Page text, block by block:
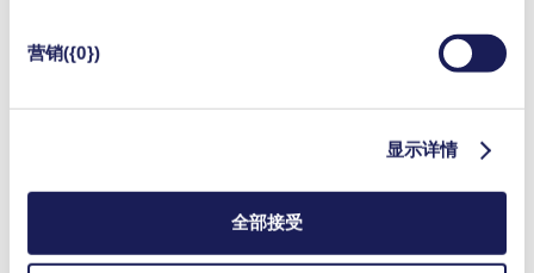
营销({0})
显示详情
全部接受